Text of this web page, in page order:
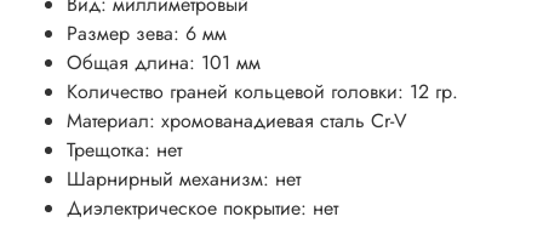
Размер зева: 6 мм
Общая длина: 101 мм
Количество граней кольцевой головки: 12 гр.
Материал: хромованадиевая сталь Cr-V
Трещотка: нет
Шарнирный механизм: нет
Диэлектрическое покрытие: нет